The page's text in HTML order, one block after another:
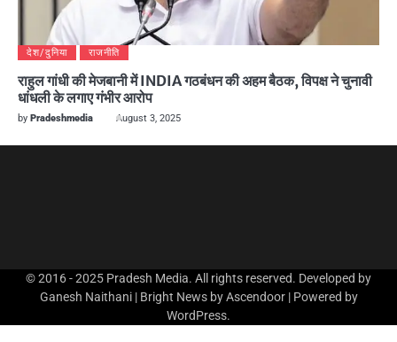
देश/दुनिया राजनीति
राहुल गांधी की मेजबानी में INDIA गठबंधन की अहम बैठक, विपक्ष ने चुनावी
धांधली के लगाए गंभीर आरोप
by Pradeshmedia August 3, 2025
© 2016 - 2025 Pradesh Media. All rights reserved. Developed by
Ganesh Naithani | Bright News byAscendoor| Powered by
WordPress.